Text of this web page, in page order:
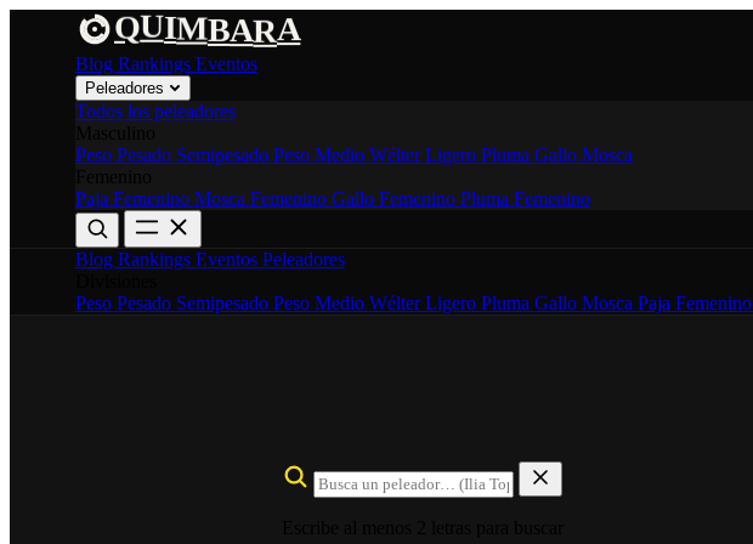
QUIMBARA
Blog Rankings Eventos
Peleadores
Todos los peleadores
Peso Pesado Semipesado Peso Medio WélterLigero Pluma Gallo Mosca
Paja Femenino Mosca Femenino Gallo Femenino Pluma Femenino
Blog Rankings Eventos Peleadores
Peso Pesado Semipesado Peso Medio WélterLigero Pluma Gallo Mosca Paja Femenino